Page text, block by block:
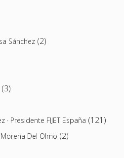
Sánchez (2)
(3)
· Presidente FIJET España (121)
Del Olmo (2)